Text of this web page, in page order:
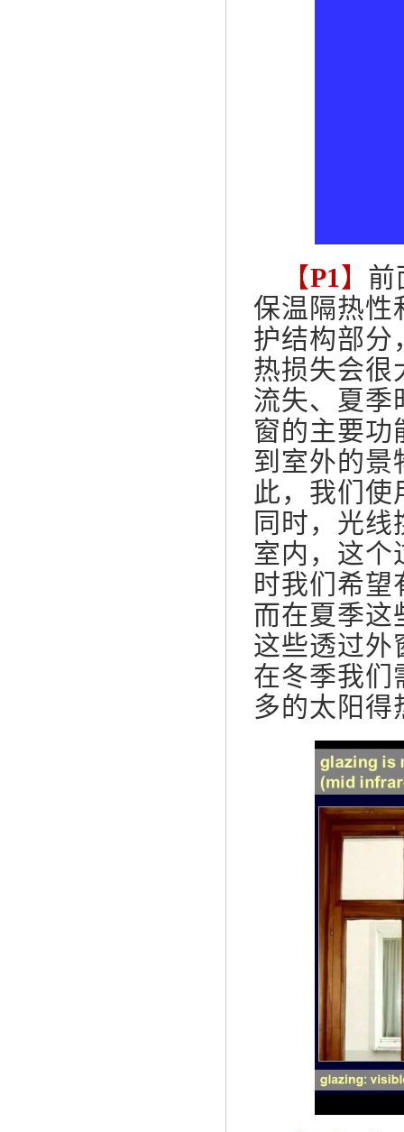
【P1】 前
保温隔热性
护结构部分
热损失会很
流失、夏季
窗的主要功
到室外的景
此，我们使
同时，光
室内，这个
时我们希
而在夏季这
这些透过外
在冬季我们
多的太阳得